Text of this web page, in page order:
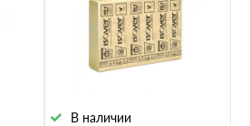
В наличии